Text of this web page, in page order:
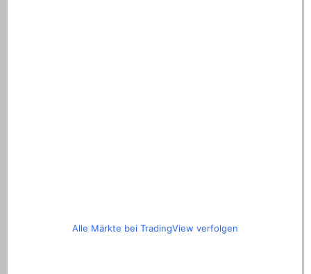
Alle Märkte bei TradingView verfolgen